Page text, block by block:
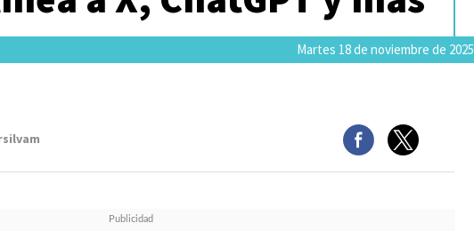
Martes 18 de noviembre de 2025